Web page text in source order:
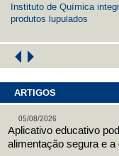
Instituto de Química
produtos lupulados
ARTIGOS
05/08/2026
Aplicativo educativo
alimentação segura e a